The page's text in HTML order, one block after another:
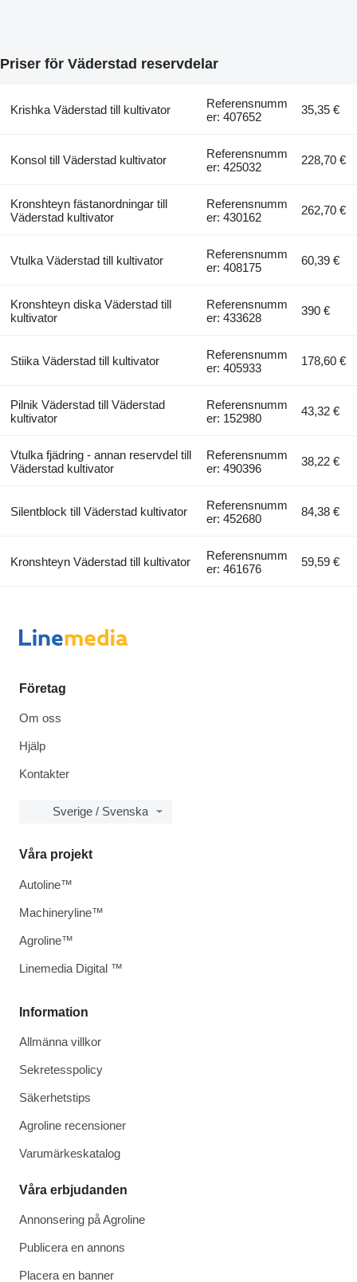
Priser för Väderstad reservdelar
Krishka Väderstad till kultivator
Referensnumm
er: 407652
35,35 €
Konsol till Väderstad kultivator
Referensnumm
er: 425032
228,70 €
Kronshteyn fästanordningar till
Väderstad kultivator
Referensnumm
er: 430162
262,70 €
Vtulka Väderstad till kultivator
Referensnumm
er: 408175
60,39 €
Kronshteyn diska Väderstad till
kultivator
Referensnumm
er: 433628
390 €
Stiika Väderstad till kultivator
Referensnumm
er: 405933
178,60 €
Pilnik Väderstad till Väderstad
kultivator
Referensnumm
er: 152980
43,32 €
Vtulka fjädring - annan reservdel till
Väderstad kultivator
Referensnumm
er: 490396
38,22 €
Silentblock till Väderstad kultivator
Referensnumm
er: 452680
84,38 €
Kronshteyn Väderstad till kultivator
Referensnumm
er: 461676
59,59 €
Företag
Om oss
Hjälp
Kontakter
Sverige / Svenska
Information
Allmänna villkor
Sekretesspolicy
Säkerhetstips
Agroline recensioner
Varumärkeskatalog
Våra erbjudanden
Annonsering på Agroline
Publicera en annons
Placera en banner
Våra projekt
Autoline™
Machineryline™
Agroline™
Linemedia Digital ™